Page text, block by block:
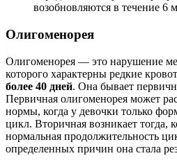
возобновляются в течение 6
Олигоменорея
Олигоменорея — это нарушение
которого характерны редкие
более 40 дней. Она бывает
Первичная олигоменорея может
нормы, когда у девочки только
цикл. Вторичная возникает тогда,
нормальная продолжительность
определенных причин она стала